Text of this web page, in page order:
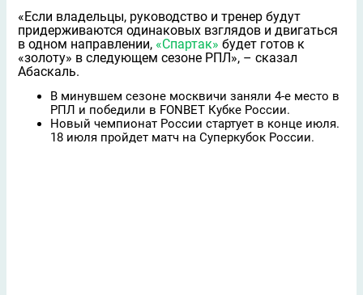
«Если владельцы, руководство и тренер будут
придерживаются одинаковых взглядов и двигаться
в одном направлении, «Спартак» будет готов к
«золоту» в следующем сезоне РПЛ», – сказал
Абаскаль.
В минувшем сезоне москвичи заняли 4-е место в
РПЛ и победили в FONBET Кубке России.
Новый чемпионат России стартует в конце июля.
18 июля пройдет матч на Суперкубок России.